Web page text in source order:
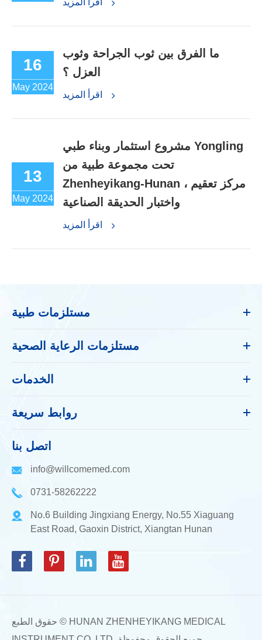
16
May 2024
ما الفرق بين ثوب الجراحة وثوب
العزل ؟
13
May 2024
مشروع استثمار وبناء طبي Yongling
تحت مجموعة طبية من
Zhenheyikang-Hunan ، مركز تعقيم
واختبار الحديقة الصناعية
مستلزمات طبية
مستلزمات الرعاية الصحية
الخدمات
روابط سريعة
اتصل بنا
info@willcomemed.com
0731-58262222
No.6 Building Jingxiang Energy, No.55 Xiaguang
East Road, Gaoxin District, Xiangtan Hunan
حقوق الطبع © HUNAN ZHENHEYIKANG MEDICAL